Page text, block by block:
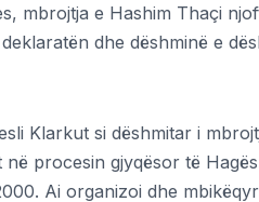
mbrojtja e Hashim Thaçi
dhe dëshminë e
Klarkut si dëshmitar i
në procesin gjyqësor të
Ai organizoi dhe